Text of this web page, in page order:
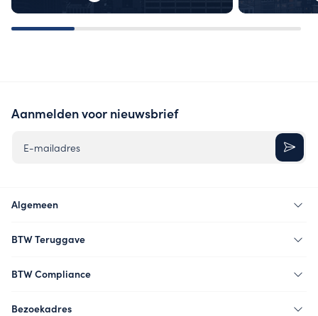
Algemeen
BTW Teruggave
BTW Compliance
Bezoekadres
Aanmelden voor nieuwsbrief
E-mailadres